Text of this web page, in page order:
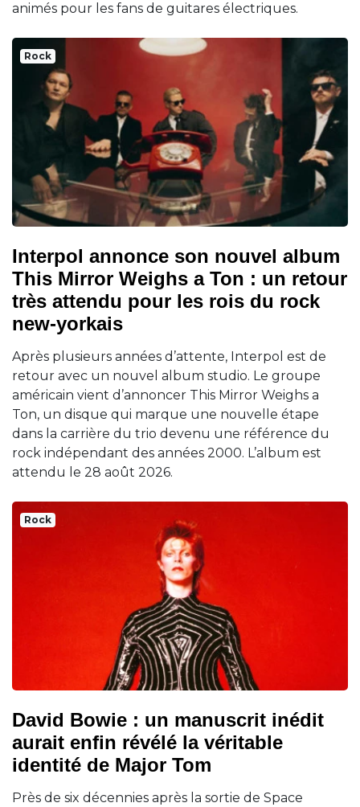
animés pour les fans de guitares électriques.
Rock
Interpol annonce son nouvel album
This Mirror Weighs a Ton : un retour
très attendu pour les rois du rock
new-yorkais
Après plusieurs années d’attente, Interpol est de
retour avec un nouvel album studio. Le groupe
américain vient d’annoncer This Mirror Weighs a
Ton, un disque qui marque une nouvelle étape
dans la carrière du trio devenu une référence du
rock indépendant des années 2000. L’album est
attendu le 28 août 2026.
Rock
David Bowie : un manuscrit inédit
aurait enfin révélé la véritable
identité de Major Tom
Près de six décennies après la sortie de Space